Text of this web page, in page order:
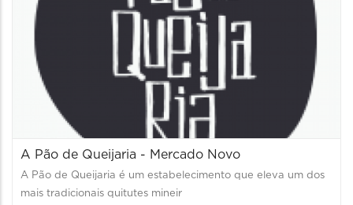
A Pão de Queijaria - Mercado Novo
A Pão de Queijaria é um estabelecimento que eleva um dos
mais tradicionais quitutes mineir